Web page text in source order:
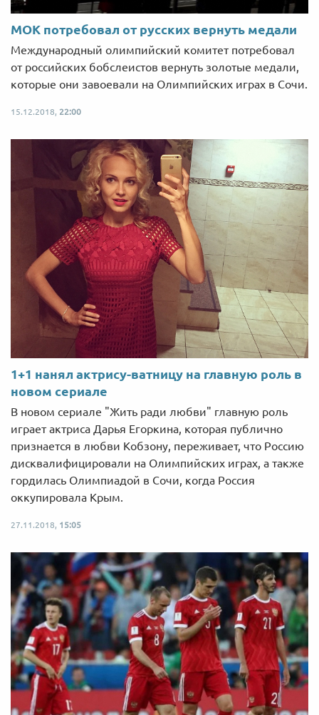
МОК потребовал от русских вернуть медали
Международный олимпийский комитет потребовал
от российских бобслеистов вернуть золотые медали,
которые они завоевали на Олимпийских играх в Сочи.
15.12.2018, 22:00
1+1 нанял актрису-ватницу на главную роль в
новом сериале
В новом сериале "Жить ради любви" главную роль
играет актриса Дарья Егоркина, которая публично
признается в любви Кобзону, переживает, что Россию
дисквалифицировали на Олимпийских играх, а также
гордилась Олимпиадой в Сочи, когда Россия
оккупировала Крым.
27.11.2018, 15:05